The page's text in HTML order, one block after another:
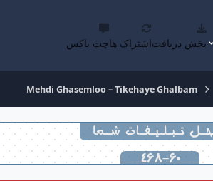
بخش دریافتاشتراک هاچت باکس
Mehdi Ghasemloo – Tikehaye Ghalbam